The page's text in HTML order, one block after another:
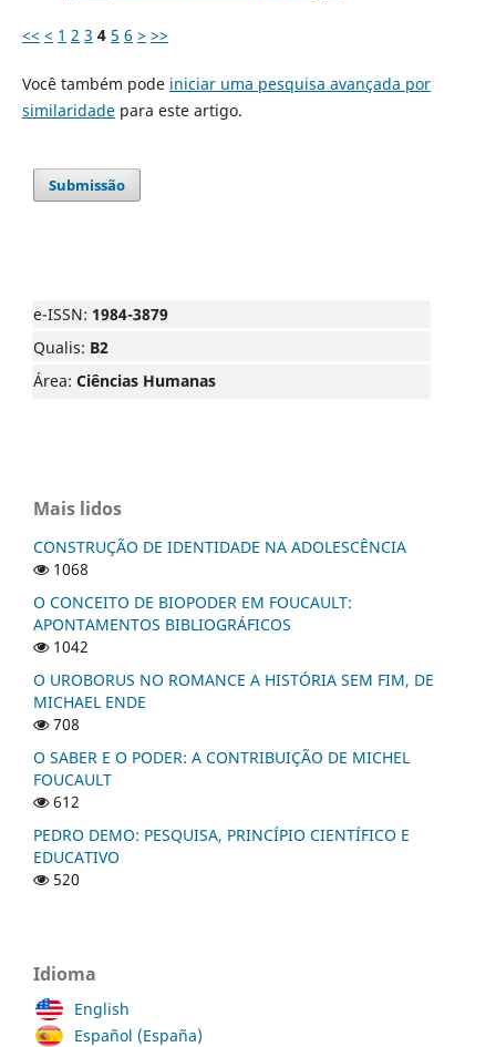
<< < 1 2 3 4 5 6 > >>
Você também pode iniciar uma pesquisa avançada por
similaridadepara este artigo.
Submissão
e-ISSN: 1984-3879
Qualis: B2
Área: Ciências Humanas
Mais lidos
CONSTRUÇÃO DE IDENTIDADE NA ADOLESCÊNCIA
1068
O CONCEITO DE BIOPODER EM FOUCAULT:
APONTAMENTOS BIBLIOGRÁFICOS
1042
O UROBORUS NO ROMANCE A HISTÓRIA SEM FIM, DE
MICHAEL ENDE
708
O SABER E O PODER: A CONTRIBUIÇÃO DE MICHEL
FOUCAULT
612
PEDRO DEMO: PESQUISA, PRINCÍPIO CIENTÍFICO E
EDUCATIVO
520
Idioma
English
Español (España)